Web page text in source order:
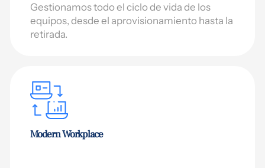
Gestionamos todo el ciclo de vida de los
equipos, desde el aprovisionamiento hasta la
retirada.
Modern Workplace